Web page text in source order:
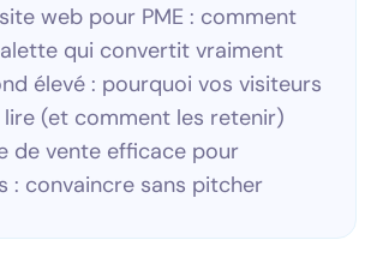
web pour PME : comment
qui convertit vraiment
élevé : pourquoi vos visiteurs
(et comment les retenir)
de vente efficace pour
: convaincre sans pitcher